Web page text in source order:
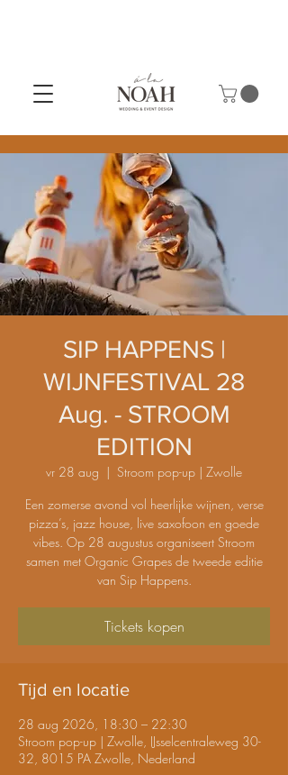
SIP HAPPENS |
WIJNFESTIVAL 28
Aug. - STROOM
EDITION
vr 28 aug
  |
Stroom pop-up | Zwolle
Een zomerse avond vol heerlijke wijnen, verse
pizza’s, jazz house, live saxofoon en goede
vibes. Op 28 augustus organiseert Stroom
samen met Organic Grapes de tweede editie
van Sip Happens.
Tickets kopen
Tijd en locatie
28 aug 2026, 18:30 – 22:30
Stroom pop-up | Zwolle, IJsselcentraleweg 30-
32, 8015 PA Zwolle, Nederland